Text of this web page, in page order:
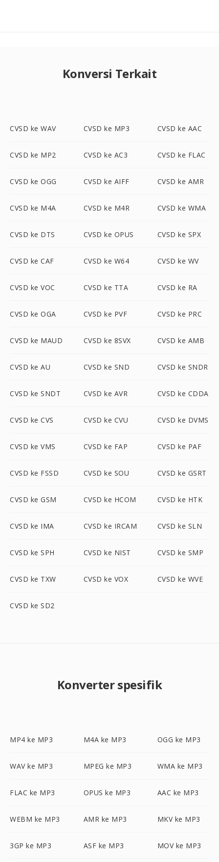
Konversi Terkait
CVSD ke WAV CVSD ke MP3 CVSD ke AAC
CVSD ke MP2 CVSD ke AC3 CVSD ke FLAC
CVSD ke OGG CVSD ke AIFF CVSD ke AMR
CVSD ke M4A CVSD ke M4R CVSD ke WMA
CVSD ke DTS CVSD ke OPUS CVSD ke SPX
CVSD ke CAF CVSD ke W64 CVSD ke WV
CVSD ke VOC CVSD ke TTA CVSD ke RA
CVSD ke OGA CVSD ke PVF CVSD ke PRC
CVSD ke MAUD CVSD ke 8SVX CVSD ke AMB
CVSD ke AU CVSD ke SND CVSD ke SNDR
CVSD ke SNDT CVSD ke AVR CVSD ke CDDA
CVSD ke CVS CVSD ke CVU CVSD ke DVMS
CVSD ke VMS CVSD ke FAP CVSD ke PAF
CVSD ke FSSD CVSD ke SOU CVSD ke GSRT
CVSD ke GSM CVSD ke HCOM CVSD ke HTK
CVSD ke IMA CVSD ke IRCAM CVSD ke SLN
CVSD ke SPH CVSD ke NIST CVSD ke SMP
CVSD ke TXW CVSD ke VOX CVSD ke WVE
CVSD ke SD2
Konverter spesifik
MP4 ke MP3 M4A ke MP3 OGG ke MP3
WAV ke MP3 MPEG ke MP3 WMA ke MP3
FLAC ke MP3 OPUS ke MP3 AAC ke MP3
WEBM ke MP3 AMR ke MP3 MKV ke MP3
3GP ke MP3 ASF ke MP3 MOV ke MP3